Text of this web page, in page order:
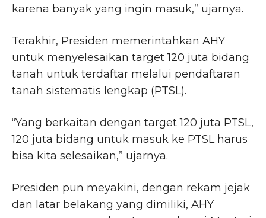
karena banyak yang ingin masuk,” ujarnya.
Terakhir, Presiden memerintahkan AHY
untuk menyelesaikan target 120 juta bidang
tanah untuk terdaftar melalui pendaftaran
tanah sistematis lengkap (PTSL).
“Yang berkaitan dengan target 120 juta PTSL,
120 juta bidang untuk masuk ke PTSL harus
bisa kita selesaikan,” ujarnya.
Presiden pun meyakini, dengan rekam jejak
dan latar belakang yang dimiliki, AHY